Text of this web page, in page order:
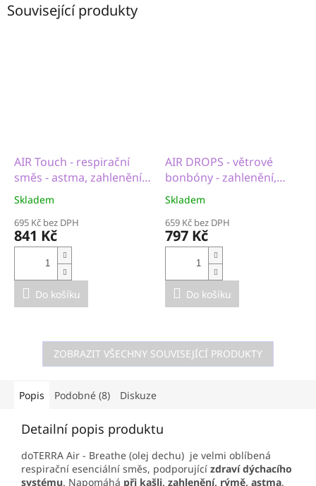
Související produkty
AIR Touch - respirační
směs - astma, zahlenění,
rýma, chřipka, kašel,
zánět průdušek, plic
Skladem
695 Kč bez DPH
841 Kč
Do košíku
AIR DROPS - větrové
bonbóny - zahlenění,
rýma, kašel
Skladem
659 Kč bez DPH
797 Kč
Do košíku
ZOBRAZIT VŠECHNY SOUVISEJÍCÍ PRODUKTY
Popis Podobné (8) Diskuze
Detailní popis produktu
doTERRA Air - Breathe (olej dechu) je velmi oblíbená
respirační esenciální směs, podporující zdraví dýchacího
systému. Napomáhá při kašli, zahlenění, rýmě, astma.